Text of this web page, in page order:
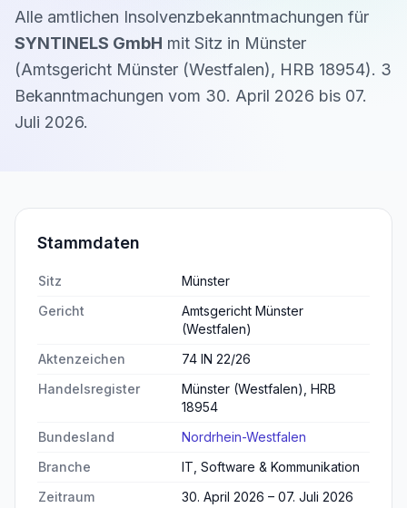
Alle amtlichen Insolvenzbekanntmachungen für
SYNTINELS GmbH mit Sitz in Münster
(Amtsgericht Münster (Westfalen), HRB 18954). 3
Bekanntmachungen vom 30. April 2026 bis 07.
Juli 2026.
Stammdaten
Sitz
Münster
Gericht
Amtsgericht Münster
(Westfalen)
Aktenzeichen
74 IN 22/26
Handelsregister
Münster (Westfalen), HRB
18954
Bundesland
Nordrhein-Westfalen
Branche
IT, Software & Kommunikation
Zeitraum
30. April 2026 – 07. Juli 2026